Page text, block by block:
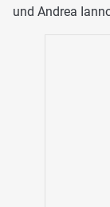
und Andrea